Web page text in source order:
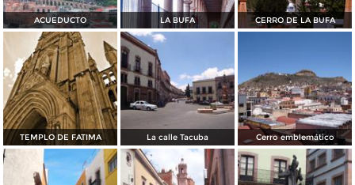
ACUEDUCTO LA BUFA CERRO DE LA BUFA
TEMPLO DE FATIMA La calle Tacuba Cerro emblemático